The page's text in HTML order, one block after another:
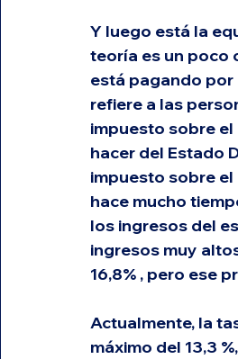
Y luego está la
teoría es un poco
está pagando por
refiere a las
impuesto sobre
hacer del Estado
impuesto sobre
hace mucho
los ingresos del
ingresos muy
16,8% , pero ese
Actualmente, la
máximo del 13,3